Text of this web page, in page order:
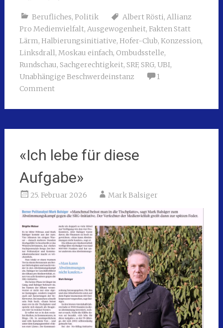
Berufliches, Politik Albert Rösti, Allianz
Pro Medienvielfalt, Ausgewogenheit, Fakten Statt
Lärm, Halbierungsinitiative, Hofer-Club, Konzession,
Linksdrall, Moskau einfach, Ombudsstelle,
Rundschau, Sachgerechtigkeit, SRF, SRG, UBI,
Unabhängige Beschwerdeinstanz
1
Comment
«Ich lebe für diese
Aufgabe»
25. Februar 2026 Mark Balsiger